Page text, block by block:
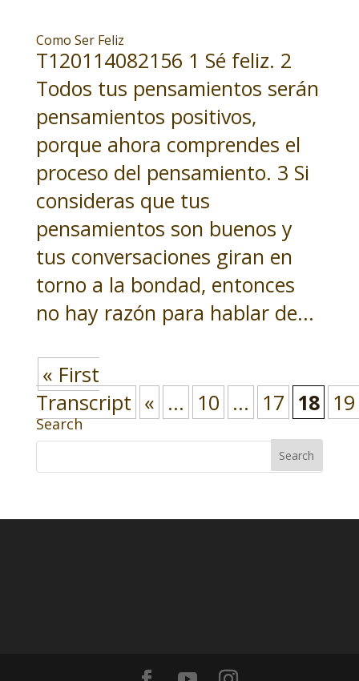
Como Ser Feliz
T120114082156 1 Sé feliz. 2
Todos tus pensamientos serán
pensamientos positivos,
porque ahora comprendes el
proceso del pensamiento. 3 Si
consideras que tus
pensamientos son buenos y
tus conversaciones giran en
torno a la bondad, entonces
no hay razón para hablar de...
« First
Transcript « ... 10 ... 17 18 19
Search